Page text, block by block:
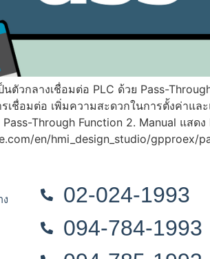
นตัวกลางเชื่อมต่อ PLC ด้วย Pass-
ชื่อมต่อ เพิ่มความสะดวกในการตั้งค่าและ
Pass-Through Function 2. Manual แส
en/hmi_design_studio/gpproex/
02-024-1993
094-784-1993